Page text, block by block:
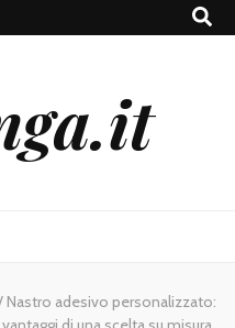
Nastro adesivo personalizzato: